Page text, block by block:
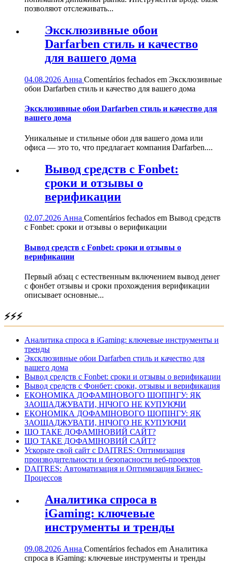
позволяют отслеживать...
Эксклюзивные обои
Darfarben стиль и качество
для вашего дома
04.08.2026 Анна Comentários fechados em Эксклюзивные
обои Darfarben стиль и качество для вашего дома
Эксклюзивные обои Darfarben стиль и качество для
вашего дома
Уникальные и стильные обои для вашего дома или
офиса — это то, что предлагает компания Darfarben....
Вывод средств с Fonbet:
сроки и отзывы о
верификации
02.07.2026 Анна Comentários fechados em Вывод средств
с Fonbet: сроки и отзывы о верификации
Вывод средств с Fonbet: сроки и отзывы о
верификации
Первый абзац с естественным включением вывод денег
с фонбет отзывы и сроки прохождения верификации
описывает основные...
⚡⚡⚡
Аналитика спроса в iGaming: ключевые инструменты и
тренды
Эксклюзивные обои Darfarben стиль и качество для
вашего дома
Вывод средств с Fonbet: сроки и отзывы о верификации
Вывод средств с Фонбет: сроки, отзывы и верификация
ЕКОНОМІКА ДОФАМІНОВОГО ШОПІНГУ: ЯК
ЗАОЩАДЖУВАТИ, НІЧОГО НЕ КУПУЮЧИ
ЕКОНОМІКА ДОФАМІНОВОГО ШОПІНГУ: ЯК
ЗАОЩАДЖУВАТИ, НІЧОГО НЕ КУПУЮЧИ
ЩО ТАКЕ ДОФАМІНОВИЙ САЙТ?
ЩО ТАКЕ ДОФАМІНОВИЙ САЙТ?
Ускорьте свой сайт с DAITRES: Оптимизация
производительности и безопасности веб-проектов
DAITRES: Автоматизация и Оптимизация Бизнес-
Процессов
Аналитика спроса в
iGaming: ключевые
инструменты и тренды
09.08.2026 Анна Comentários fechados em Аналитика
спроса в iGaming: ключевые инструменты и тренды